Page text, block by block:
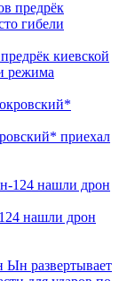
киевской
режима
приехал
нашли дрон